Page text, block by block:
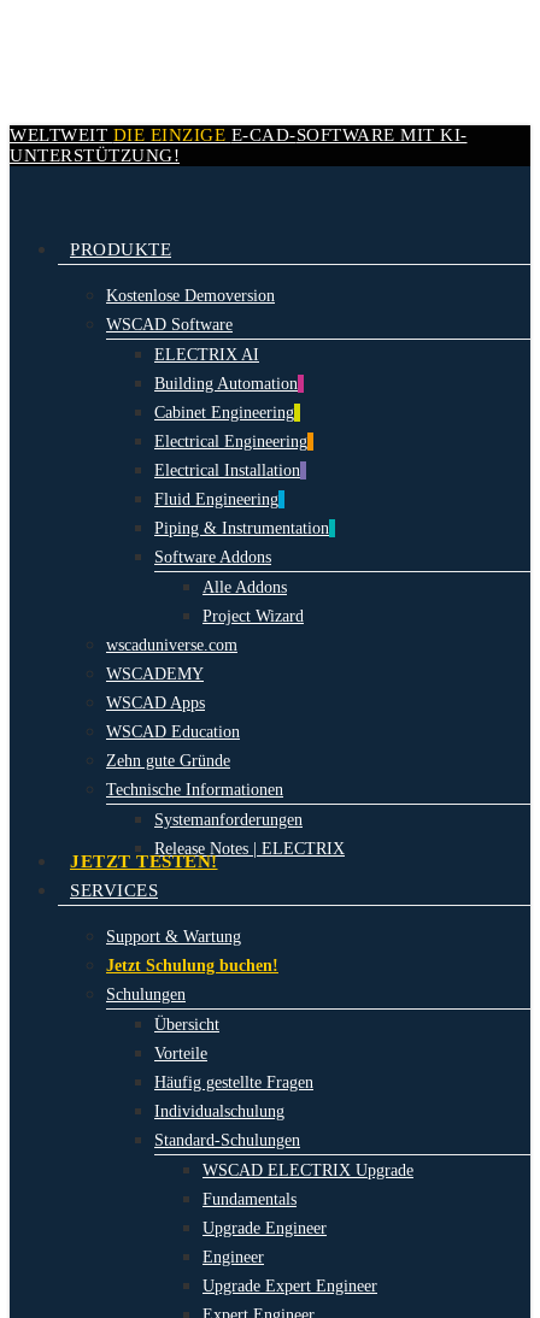
WELTWEIT DIE EINZIGE E-CAD-SOFTWARE MIT KI-
UNTERSTÜTZUNG!
search
Menu PRODUKTE
Kostenlose Demoversion
WSCAD Software
ELECTRIX AI
Building Automation
Cabinet Engineering
Electrical Engineering
Electrical Installation
Fluid Engineering
Piping & Instrumentation
Software Addons
Alle Addons
Project Wizard
wscaduniverse.com
WSCADEMY
WSCAD Apps
WSCAD Education
Zehn gute Gründe
Technische Informationen
Systemanforderungen
Release Notes | ELECTRIX
JETZT TESTEN!
SERVICES
Support & Wartung
Jetzt Schulung buchen!
Schulungen
Übersicht
Vorteile
Häufig gestellte Fragen
Individualschulung
Standard-Schulungen
WSCAD ELECTRIX Upgrade
Fundamentals
Upgrade Engineer
Engineer
Upgrade Expert Engineer